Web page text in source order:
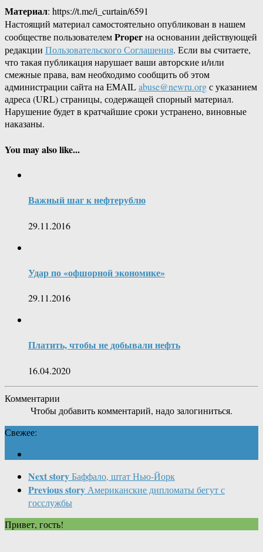
Материал: https://t.me/i_curtain/6591
Настоящий материал самостоятельно опубликован в нашем
сообществе пользователемProperна основании действующей
редакции Пользовательского Соглашения. Если вы считаете,
что такая публикация нарушает ваши авторские и/или
смежные права, вам необходимо сообщить об этом
администрации сайта на EMAILabuse@newru.orgс указанием
адреса (URL) страницы, содержащей спорный материал.
Нарушение будет в кратчайшие сроки устранено, виновные
наказаны.
You may also like...
Важный шаг к нефтерублю
29.11.2016
Удар по «офшорной экономике»
29.11.2016
Платить, чтобы не добывали нефть
16.04.2020
Комментарии
Чтобы добавить комментарий, надо залогиниться.
Свежее:
Next storyБаффало, штат Нью-Йорк
Previous story Американские дипломаты бегут с
госслужбы
Привет, гость!